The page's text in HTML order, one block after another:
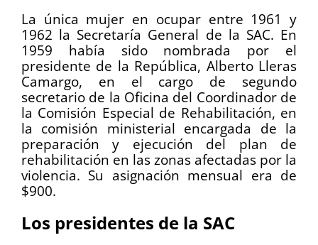
La única mujer en ocupar entre 1961 y
1962 la Secretaría General de la SAC. En
1959 había sido nombrada por el
presidente de la República, Alberto Lleras
Camargo, en el cargo de segundo
secretario de la Oficina del Coordinador de
la Comisión Especial de Rehabilitación, en
la comisión ministerial encargada de la
preparación y ejecución del plan de
rehabilitación en las zonas afectadas por la
violencia. Su asignación mensual era de
$900.
Los presidentes de la SAC